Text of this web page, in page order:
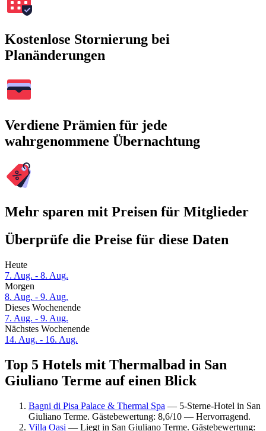
Kostenlose Stornierung bei
Planänderungen
Verdiene Prämien für jede
wahrgenommene Übernachtung
Mehr sparen mit Preisen für Mitglieder
Überprüfe die Preise für diese Daten
Heute
7. Aug. - 8. Aug.
Morgen
8. Aug. - 9. Aug.
Dieses Wochenende
7. Aug. - 9. Aug.
Nächstes Wochenende
14. Aug. - 16. Aug.
Top 5 Hotels mit Thermalbad in San
Giuliano Terme auf einen Blick
Bagni di Pisa Palace & Thermal Spa — 5-Sterne-Hotel in San
Giuliano Terme. Gästebewertung: 8,6/10 — Hervorragend.
Villa Oasi — Liegt in San Giuliano Terme. Gästebewertung: